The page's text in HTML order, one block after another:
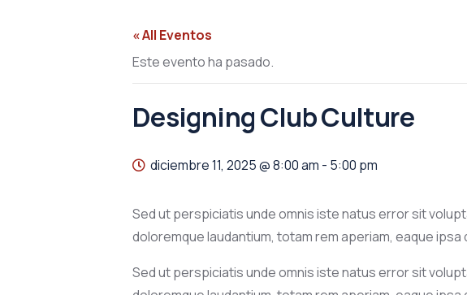
« All Eventos
Este evento ha pasado.
Designing Club Culture
diciembre 11, 2025 @ 8:00 am - 5:00 pm
Sed ut perspiciatis unde omnis iste natus error sit
doloremque laudantium, totam rem aperiam, eaque ipsa
Sed ut perspiciatis unde omnis iste natus error sit